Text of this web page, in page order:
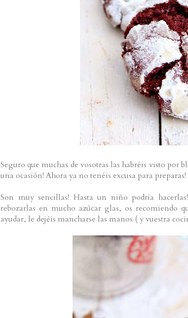
Seguro que muchas de vosotras las habréis visto por
una ocasión! Ahora ya no tenéis excusa para preparas!
Son muy sencillas! Hasta un niño podría
rebozarlas en mucho azúcar glas, os recomiendo
ayudar, le dejéis mancharse las manos ( y vuestra